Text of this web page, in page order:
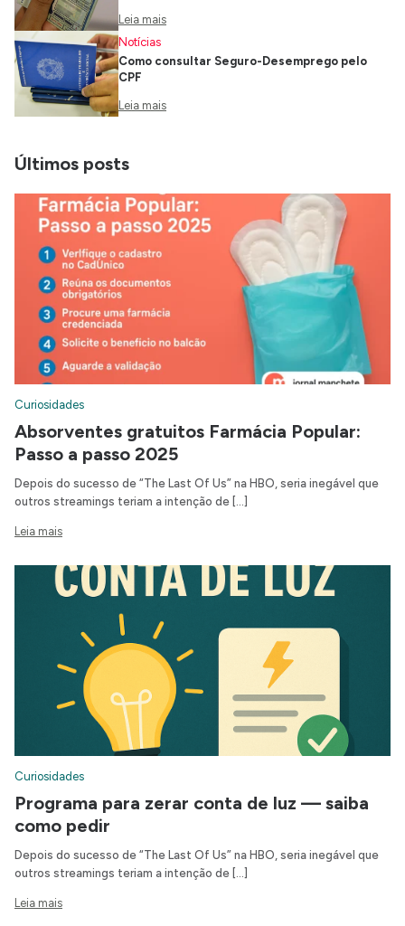
Leia mais
Notícias
Como consultar Seguro-Desemprego pelo
CPF
Leia mais
Últimos posts
Curiosidades
Absorventes gratuitos Farmácia Popular:
Passo a passo 2025
Depois do sucesso de “The Last Of Us” na HBO, seria inegável que
outros streamings teriam a intenção de […]
Leia mais
Curiosidades
Programa para zerar conta de luz — saiba
como pedir
Depois do sucesso de “The Last Of Us” na HBO, seria inegável que
outros streamings teriam a intenção de […]
Leia mais